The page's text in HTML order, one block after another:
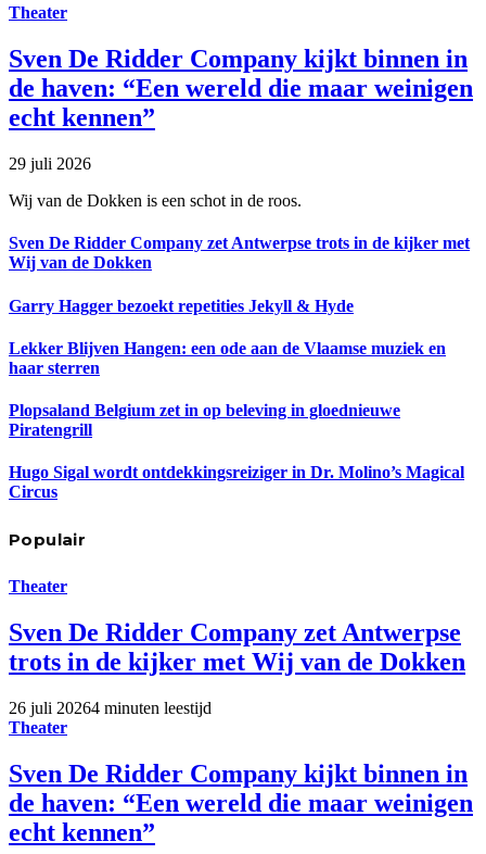
Theater
Sven De Ridder Company kijkt binnen in
de haven: “Een wereld die maar weinigen
echt kennen”
29 juli 2026
Wij van de Dokken is een schot in de roos.
Sven De Ridder Company zet Antwerpse trots in de kijker met
Wij van de Dokken
Garry Hagger bezoekt repetities Jekyll & Hyde
Lekker Blijven Hangen: een ode aan de Vlaamse muziek en
haar sterren
Plopsaland Belgium zet in op beleving in gloednieuwe
Piratengrill
Hugo Sigal wordt ontdekkingsreiziger in Dr. Molino’s Magical
Circus
Populair
Theater
Sven De Ridder Company zet Antwerpse
trots in de kijker met Wij van de Dokken
26 juli 20264 minuten leestijd
Theater
Sven De Ridder Company kijkt binnen in
de haven: “Een wereld die maar weinigen
echt kennen”